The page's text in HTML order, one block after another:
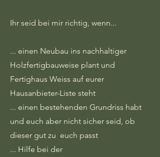
Ihr seid bei mir richtig, wenn...
... einen Neubau ins nachhaltiger
Holzfertigbauweise plant und
Fertighaus Weiss auf eurer
Hausanbieter-Liste steht
... einen bestehenden Grundriss habt
und euch aber nicht sicher seid, ob
dieser gut zu euch passt
... Hilfe bei der